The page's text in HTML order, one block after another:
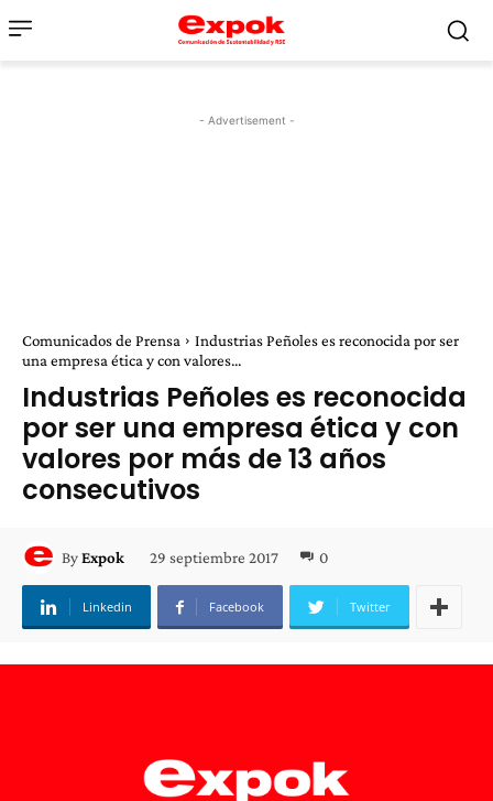
- Advertisement -
Comunicados de Prensa
Industrias Peñoles es reconocida por ser
una empresa ética y con valores...
Industrias Peñoles es reconocida
por ser una empresa ética y con
valores por más de 13 años
consecutivos
ByExpok 29 septiembre 2017 0
Linkedin Facebook Twitter